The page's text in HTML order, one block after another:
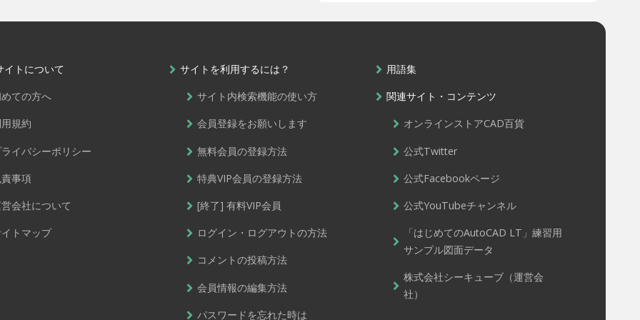
イトについて
ての方へ
規約
イバシーポリシー
事項
会社について
トマップ
サイトを利用するには？
サイト内検索機能の使い方
会員登録をお願いします
無料会員の登録方法
特典VIP会員の登録方法
[終了] 有料VIP会員
ログイン・ログアウトの方法
コメントの投稿方法
会員情報の編集方法
パスワードを忘れた時は
用語集
関連サイト・コンテンツ
オンラインストアCAD百貨
公式Twitter
公式Facebookページ
公式YouTubeチャンネル
「はじめてのAutoCAD LT」練習用
サンプル図面データ
株式会社シーキューブ（運営会
社）